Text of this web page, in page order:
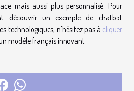
mais aussi plus personnalisé. Pour
découvrir un exemple de chatbot
technologiques, n'hésitez pas à cliquer
modèle français innovant.